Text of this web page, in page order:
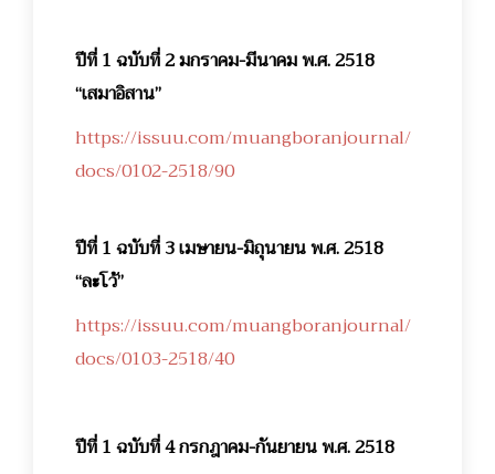
ปีที่ 1 ฉบับที่ 2 มกราคม-มีนาคม พ.ศ. 2518
“เสมาอิสาน”
https://issuu.com/muangboranjournal/
docs/0102-2518/90
ปีที่ 1 ฉบับที่ 3 เมษายน-มิถุนายน พ.ศ. 2518
“ละโว้”
https://issuu.com/muangboranjournal/
docs/0103-2518/40
ปีที่ 1 ฉบับที่ 4 กรกฎาคม-กันยายน พ.ศ. 2518